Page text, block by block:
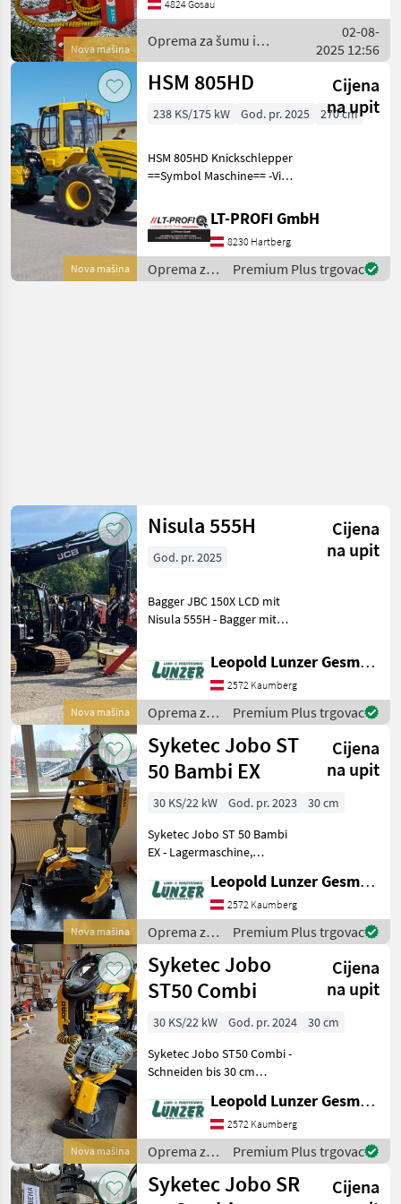
Nova mašina
können, Sägen bis 42cm!
Fragen Sie danach! Ga
4824 Gosau
Oprema za šumu i
obradu drveta / Naarva
02-08-
2025 12:56
Nova mašina
HSM 805HD
Cijena
na upit
238 KS/175 kW God. pr. 2025 270 cm
HSM 805HD Knickschlepper
==Symbol Maschine== -Viel
Landtechnik für Profis -
Team freut sich auf ein
persönliches Beratungsg
LT-PROFI GmbH
8230 Hartberg
Oprema za
šumu i
Premium Plus trgovac
Nova mašina
Nisula 555H
Cijena
na upit
God. pr. 2025
Bagger JBC 150X LCD mit
Nisula 555H - Bagger mit
Unterwagen mit
Laufwerkslänge 3590 mm
und Breite 2, 6 m mit 600
mm Drei-Steg-
Bodenplatten, 2,
Leopold Lunzer GesmbH
2572 Kaumberg
Oprema za
šumu i
obradu
drveta /
Nisula
Premium Plus trgovac
Nova mašina
Syketec Jobo ST
50 Bambi EX
Cijena
na upit
30 KS/22 kW God. pr. 2023
30 cm
Syketec Jobo ST 50 Bambi
EX - Lagermaschine,
Entastungsdurchmesser bis
25 cm, Wegeventile, Sägen,
Schub, Greifer und Messer,
mit 2 zusätzlichen
Leopold Lunzer GesmbH
2572 Kaumberg
Oprema za
šumu i
obradu
drveta /
Syketec
Premium Plus trgovac
Nova mašina
Syketec Jobo
ST50 Combi
Cijena
na upit
30 KS/22 kW God. pr. 2024
30 cm
Syketec Jobo ST50 Combi -
Schneiden bis 30 cm
25 cm, Wegeventile, Sägen,
Schub, Greifer und Messer,
Rollenantrieb, Anschluss,
Tilt (2 x 3/
Leopold Lunzer GesmbH
2572 Kaumberg
Oprema za
šumu i
obradu
Premium Plus trgovac
Syketec Jobo SR
Cijena